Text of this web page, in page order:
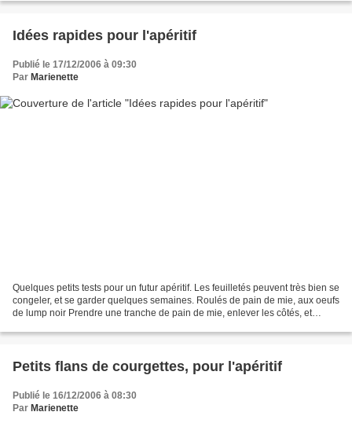
Idées rapides pour l'apéritif
Publié le 17/12/2006 à 09:30
Par Marienette
Quelques petits tests pour un futur apéritif. Les feuilletés peuvent très bien se
congeler, et se garder quelques semaines. Roulés de pain de mie, aux oeufs
de lump noir Prendre une tranche de pain de mie, enlever les côtés, et
Petits flans de courgettes, pour l'apéritif
Publié le 16/12/2006 à 08:30
Par Marienette